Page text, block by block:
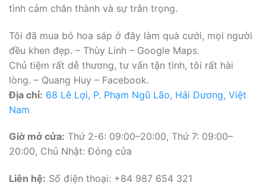
tình cảm chân thành và sự trân trọng.
Tôi đã mua bó hoa sáp ở đây làm quà cưới, mọi người
đều khen đẹp. – Thùy Linh – Google Maps.
Chủ tiệm rất dễ thương, tư vấn tận tình, tôi rất hài
lòng. – Quang Huy – Facebook.
Địa chỉ: 68 Lê Lợi, P. Phạm Ngũ Lão, Hải Dương, Việt
Nam
Giờ mở cửa: Thứ 2-6: 09:00–20:00, Thứ 7: 09:00–
20:00, Chủ Nhật: Đóng cửa
Liên hệ: Số điện thoại: +84 987 654 321